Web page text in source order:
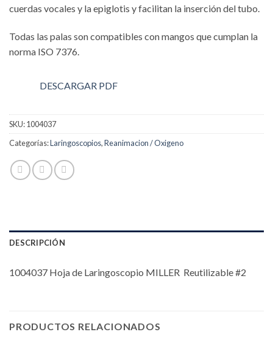
cuerdas vocales y la epiglotis y facilitan la inserción del tubo.
Todas las palas son compatibles con mangos que cumplan la
norma ISO 7376.
DESCARGAR PDF
SKU:1004037
Categorías:Laringoscopios,Reanimacion / Oxigeno
DESCRIPCIÓN
1004037 Hoja de Laringoscopio MILLER Reutilizable #2
PRODUCTOS RELACIONADOS